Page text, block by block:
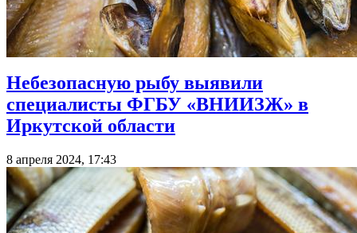
Небезопасную рыбу выявили
специалисты ФГБУ «ВНИИЗЖ» в
Иркутской области
8 апреля 2024, 17:43